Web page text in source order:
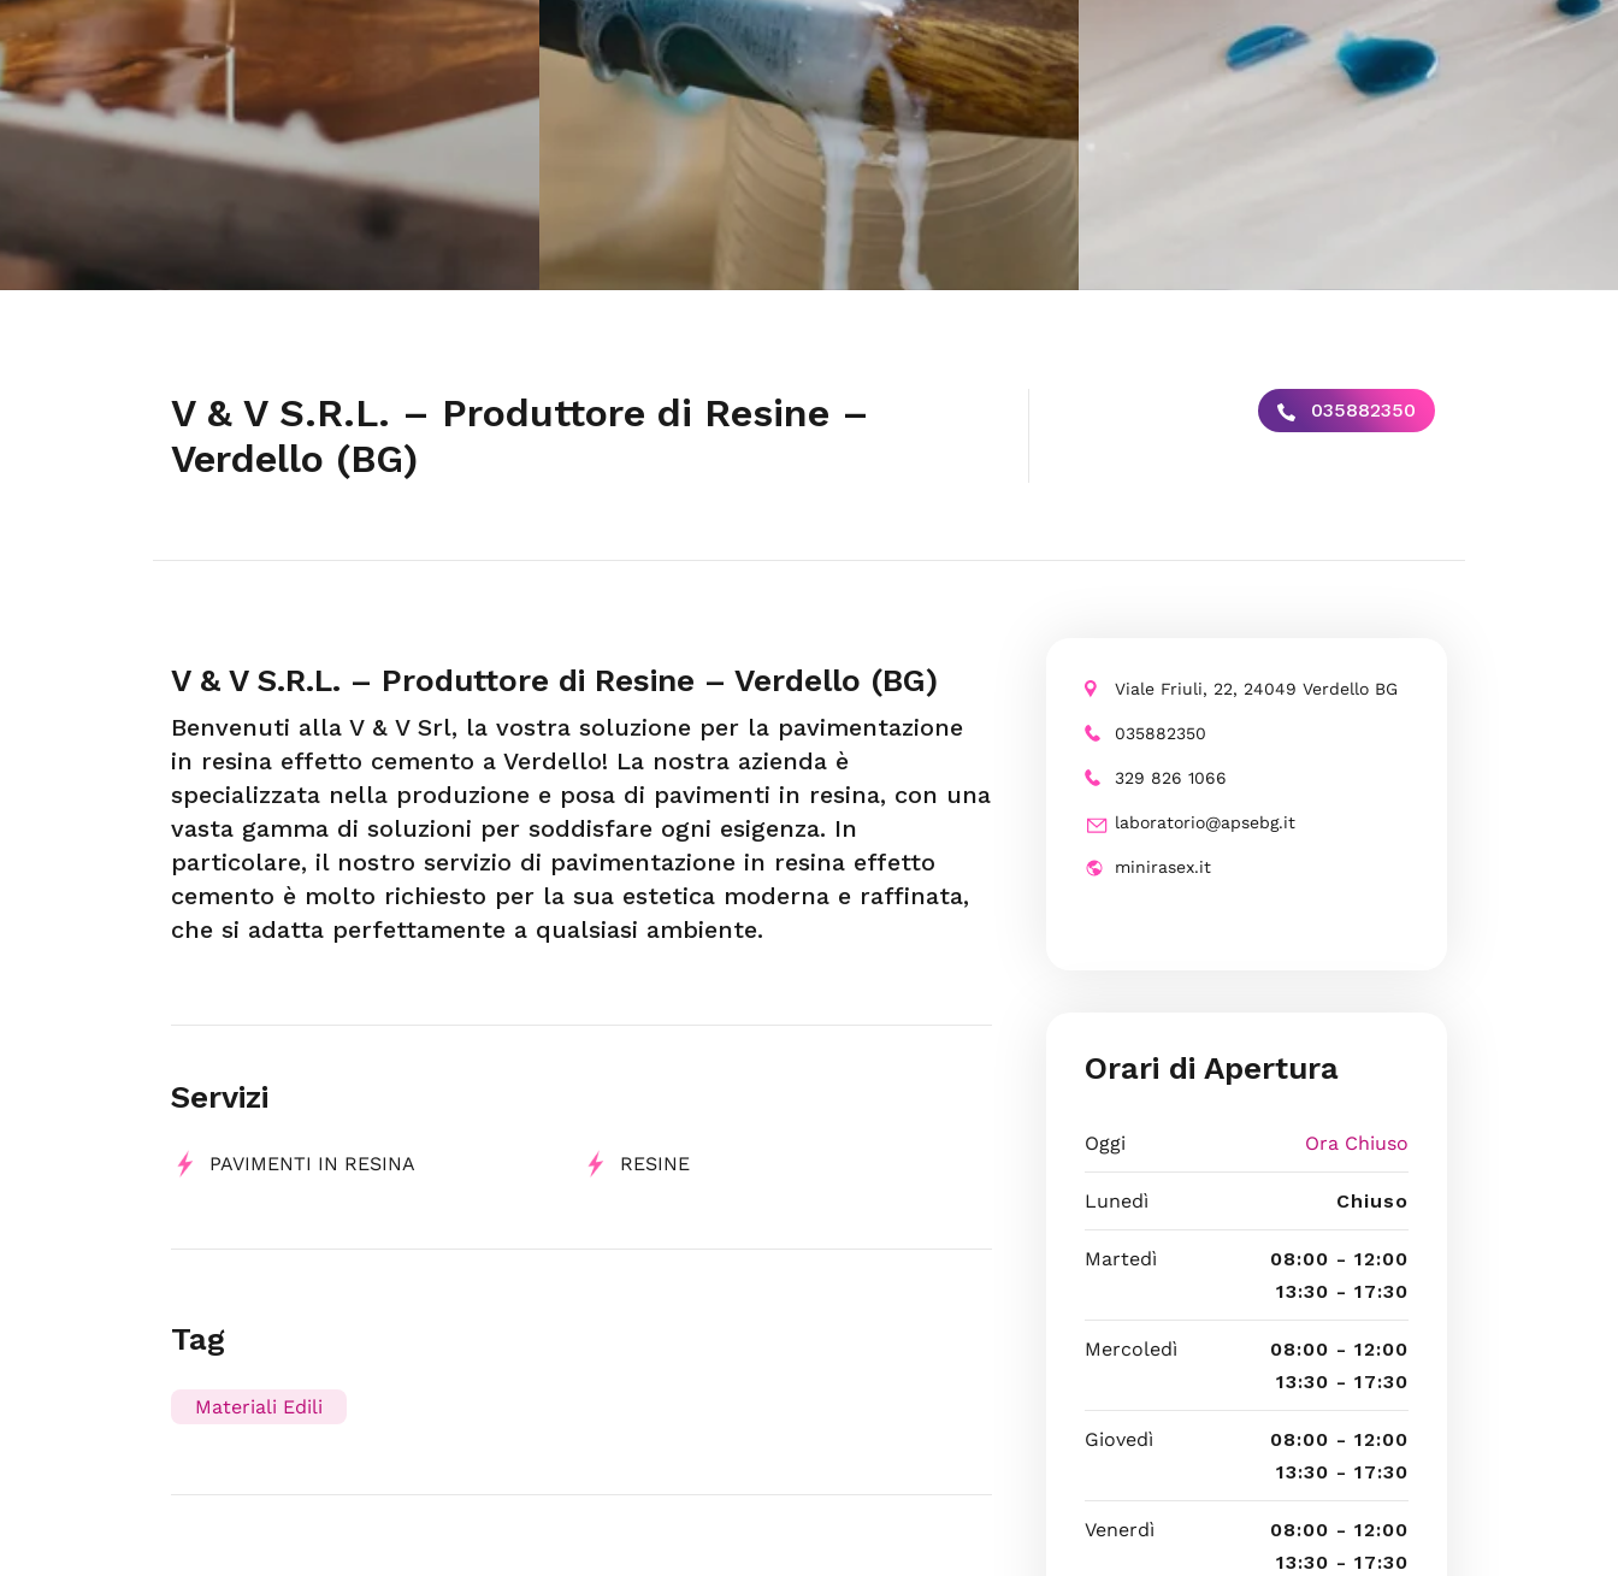
V & V S.R.L. – Produttore di Resine –
Verdello (BG)
035882350
V & V S.R.L. – Produttore di Resine – Verdello (BG)
Benvenuti alla V & V Srl, la vostra soluzione per la pavimentazione
in resina effetto cemento a Verdello! La nostra azienda è
specializzata nella produzione e posa di pavimenti in resina, con una
vasta gamma di soluzioni per soddisfare ogni esigenza. In
particolare, il nostro servizio di pavimentazione in resina effetto
cemento è molto richiesto per la sua estetica moderna e raffinata,
che si adatta perfettamente a qualsiasi ambiente.
Servizi
PAVIMENTI IN RESINA RESINE
Tag
Materiali Edili
Viale Friuli, 22, 24049 Verdello BG
035882350
329 826 1066
laboratorio@apsebg.it
minirasex.it
Orari di Apertura
Oggi Ora Chiuso
Lunedì Chiuso
Martedì
08:00 - 12:00
13:30 - 17:30
Mercoledì
08:00 - 12:00
13:30 - 17:30
Giovedì
08:00 - 12:00
13:30 - 17:30
Venerdì
08:00 - 12:00
13:30 - 17:30